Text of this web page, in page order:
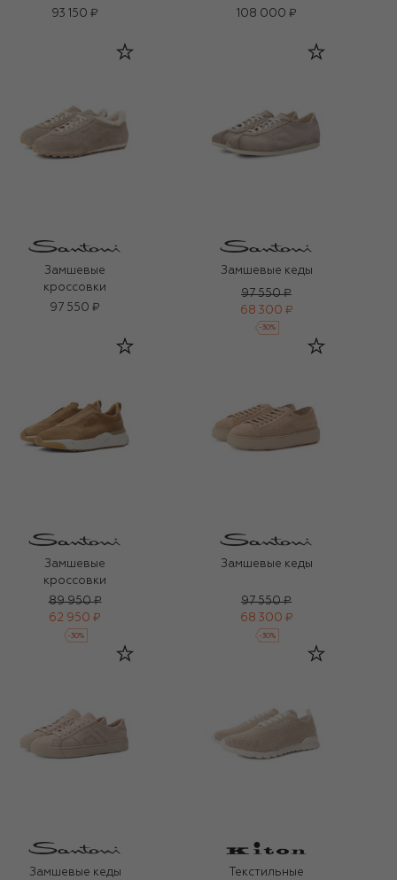
93 150 ₽
108 000 ₽
Замшевые
кроссовки
97 550 ₽
Замшевые кеды
97 550 ₽
68 300 ₽
-30%
Замшевые
кроссовки
89 950 ₽
62 950 ₽
-30%
Замшевые кеды
97 550 ₽
68 300 ₽
-30%
Замшевые кеды
Текстильные